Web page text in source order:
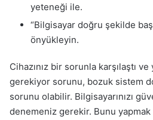
yeteneği ile.
“Bilgisayar doğru şekilde
önyükleyin.
Cihazınız bir sorunla karşılaştı
gerekiyor sorunu, bozuk sistem
sorunu olabilir. Bilgisayarınızı
denemeniz gerekir. Bunu